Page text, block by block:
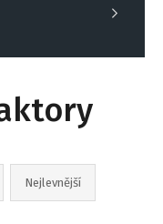
Nejlevnější